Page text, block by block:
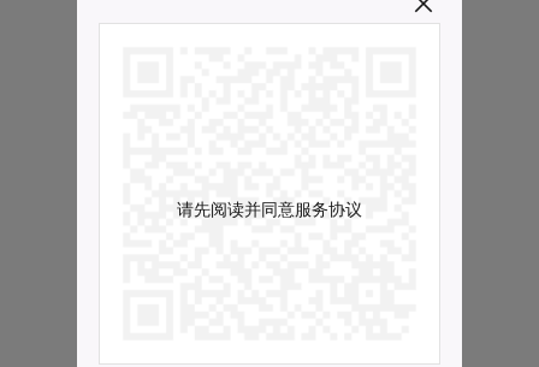
请先阅读并同意服务协议